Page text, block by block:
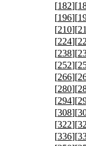
[182][
[196][
[210][
[224][
[238][
[252][
[266][
[280][
[294][
[308][
[322][
[336][